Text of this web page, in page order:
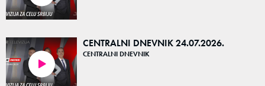
CENTRALNI DNEVNIK 24.07.2026.
CENTRALNI DNEVNIK